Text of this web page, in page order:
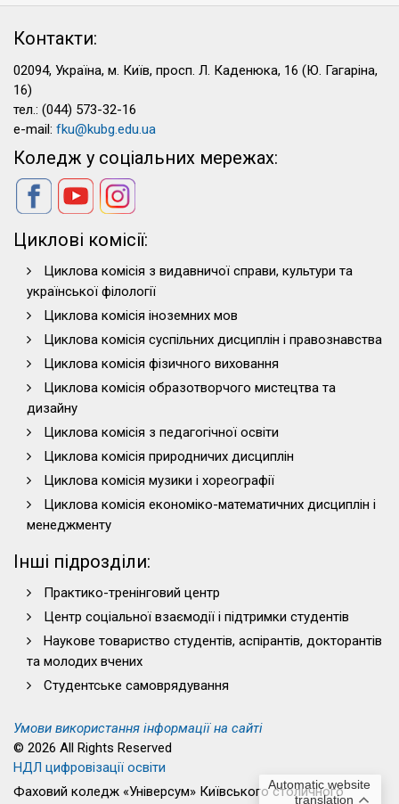
Automatic website
translation
Контакти:
02094, Україна, м. Київ, просп. Л. Каденюка, 16 (Ю. Гагаріна,
16)
тел.: (044) 573-32-16
e-mail: fku@kubg.edu.ua
Коледж у соціальних мережах:
Циклові комісії:
Циклова комісія з видавничої справи, культури та
української філології
Циклова комісія іноземних мов
Циклова комісія суспільних дисциплін і правознавства
Циклова комісія фізичного виховання
Циклова комісія образотворчого мистецтва та
дизайну
Циклова комісія з педагогічної освіти
Циклова комісія природничих дисциплін
Циклова комісія музики і хореографії
Циклова комісія економіко-математичних дисциплін і
менеджменту
Інші підрозділи:
Практико-тренінговий центр
Центр соціальної взаємодії і підтримки студентів
Наукове товариство студентів, аспірантів, докторантів
та молодих вчених
Студентське самоврядування
Умови використання інформації на сайті
© 2026 All Rights Reserved
НДЛ цифровізації освіти
Фаховий коледж «Універсум» Київського столичного